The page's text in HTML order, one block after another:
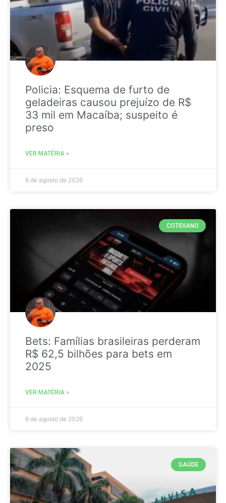
Policia: Esquema de furto de
geladeiras causou prejuízo de R$
33 mil em Macaíba; suspeito é
preso
VER MATÉRIA »
6 de agosto de 2026
COTIDIANO
Bets: Famílias brasileiras perderam
R$ 62,5 bilhões para bets em
2025
VER MATÉRIA »
6 de agosto de 2026
SAÚDE